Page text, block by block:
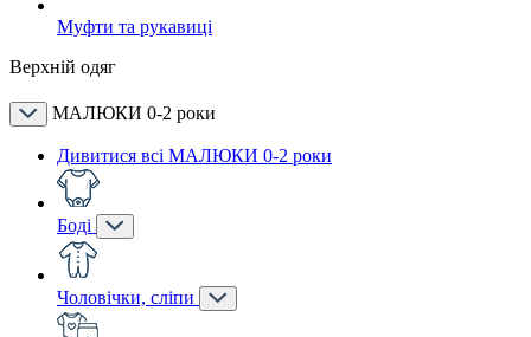
Муфти та рукавиці
Верхній одяг
МАЛЮКИ 0-2 роки
Дивитися всі МАЛЮКИ 0-2 роки
Боді
Чоловічки, сліпи